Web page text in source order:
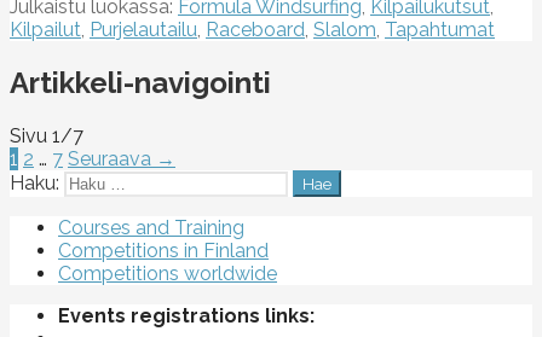
Julkaistu luokassa: Formula Windsurfing, Kilpailukutsut,
Kilpailut, Purjelautailu, Raceboard, Slalom, Tapahtumat
Artikkeli-navigointi
Sivu 1/7
1 2 … 7 Seuraava →
Haku:
Courses and Training
Competitions in Finland
Competitions worldwide
Events registrations links: